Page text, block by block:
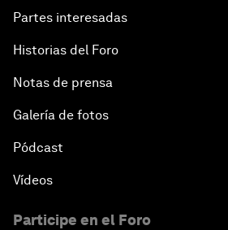
Partes interesadas
Historias del Foro
Notas de prensa
Galería de fotos
Pódcast
Vídeos
Participe en el Foro